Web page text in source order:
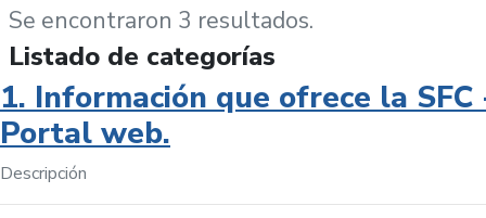
Se encontraron 3 resultados.
Listado de categorías
1. Información que ofrece la SFC
Portal web.
Descripción